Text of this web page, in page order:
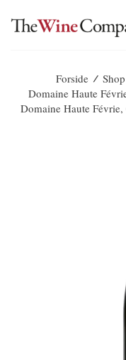
Forside / Shop
Domaine Haute
Domaine Haute